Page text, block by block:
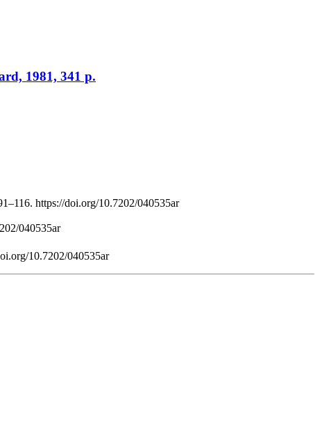
1981, 341 p.
https://doi.org/10.7202/040535ar
040535ar
10.7202/040535ar